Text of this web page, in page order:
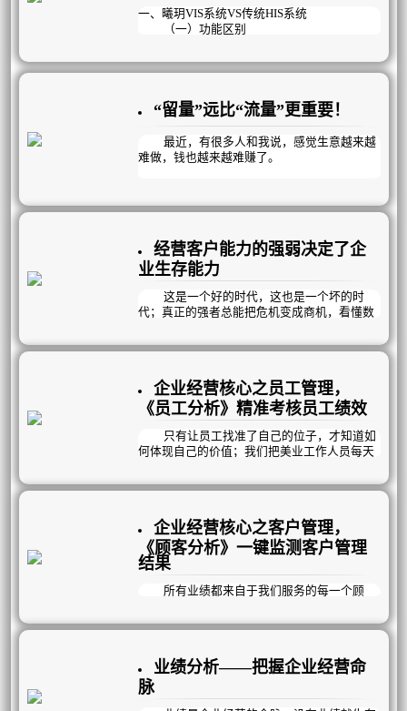
顾客管理不当？销售规划不到位？跟踪回
访不及时？危机顾客，死呆顾客处理不
一、曦玥VIS系统VS传统HIS系统
（一）功能区别
ment Information System），主要目标是支持
医院的行政管理与事务处理业务，减轻医生、
理，提高医院工作效率。
VIS：（顾客管理信息系统VIP Manageme
nt Information System）,主要目标是提升业务
绩效，通过对顾客的服务、销售规划与售后跟
争力。同时兼顾院务管理，员工管理，库存管
“留量”远比“流量”更重要！
最近，有很多人和我说，感觉生意越来越
难做，钱也越来越难赚了。
薄，转化来的客户也没有形成复购，顾客信任
来的太困难，走得太容易。
为什么？为什么？为什么？
经营客户能力的强弱决定了企
业生存能力
这是一个好的时代，这也是一个坏的时
代；真正的强者总能把危机变成商机，看懂数
绸缪，做出正确的发展规划，科学经营！
力；客户管理得好不好，曦玥“顾客情况”一目
了然！跟顾客相关的多维数据分析报表，均可
在“顾客情况”一键管理！
企业经营核心之员工管理，
《员工分析》精准考核员工绩效
只有让员工找准了自己的位子，才知道如
何体现自己的价值；我们把美业工作人员每天
程》挂钩，让每一个员工都清楚的知道每天应
工都能高效完成自己的工作任务，团队效率大
幅度提升，才能在最短的时间内，最大化的留
住新员工。
大数据分析员工达成绩效，实时考核员工
工作能力，帮助企业建立高效的薪酬管理体
利模式→员工分析；一键考核员工绩效！
企业经营核心之客户管理，
《顾客分析》一键监测客户管理
结果
所有业绩都来自于我们服务的每一个顾
那么接下来我们就要来看看顾客的管理是否得
据；方便管理层未雨绸缪，做出正确的发展规
划。
业绩分析——把握企业经营命
脉